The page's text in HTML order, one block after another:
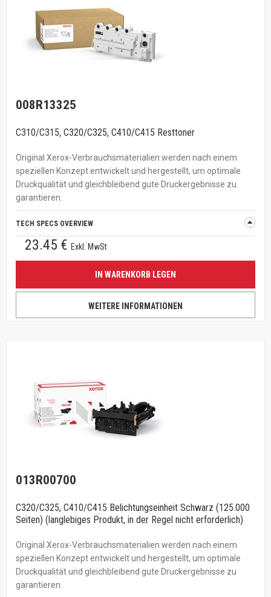
008R13325
C310/C315, C320/C325, C410/C415 Resttoner
Original Xerox-Verbrauchsmaterialien werden nach einem
speziellen Konzept entwickelt und hergestellt, um optimale
Druckqualität und gleichbleibend gute Druckergebnisse zu
garantieren.
TECH SPECS OVERVIEW
23.45 € Exkl. MwSt
IN WARENKORB LEGEN
WEITERE INFORMATIONEN
013R00700
C320/C325, C410/C415 Belichtungseinheit Schwarz (125.000
Seiten) (langlebiges Produkt, in der Regel nicht erforderlich)
Original Xerox-Verbrauchsmaterialien werden nach einem
speziellen Konzept entwickelt und hergestellt, um optimale
Druckqualität und gleichbleibend gute Druckergebnisse zu
garantieren.